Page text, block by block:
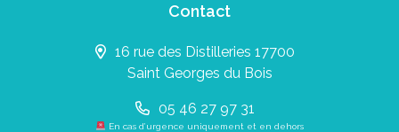
Contact
16 rue des Distilleries 17700
Saint Georges du Bois
05 46 27 97 31
En cas d’urgence uniquement et en dehors